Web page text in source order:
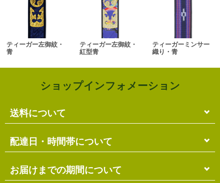
ティーガー左御紋・
青
ティーガー左御紋・
紅型青
ティーガーミンサー
織り・青
ショップインフォメーション
送料について
単品のみの場合
各商品に記載の送料となります。
複数商品の場合
配達日・時間帯について
配達日・配達時間帯のご指定は出来ません。
お届けまでの期間について